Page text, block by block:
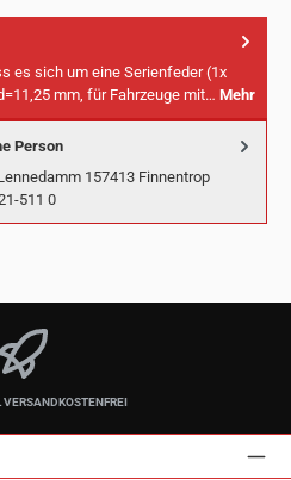
es sich um eine Serienfeder (1x
mm, für Fahrzeuge mit… Mehr
Person
157413 Finnentrop
511 0